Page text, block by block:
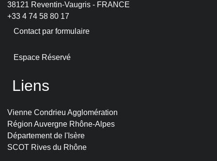
38121 Reventin-Vaugris - FRANCE
+33 4 74 58 80 17
Contact par formulaire
Espace Réservé
Liens
Vienne Condrieu Agglomération
Région Auvergne Rhône-Alpes
Département de l'Isère
SCOT Rives du Rhône